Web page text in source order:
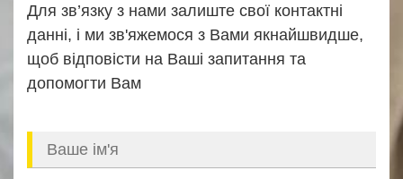
Для зв’язку з нами залиште свої контактні
данні, і ми зв'яжемося з Вами якнайшвидше,
щоб відповісти на Ваші запитання та
допомогти Вам